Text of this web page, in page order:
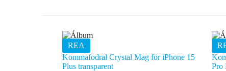
REA
Kommafodral Crystal Mag för iPhone 15
Plus transparent
Pro